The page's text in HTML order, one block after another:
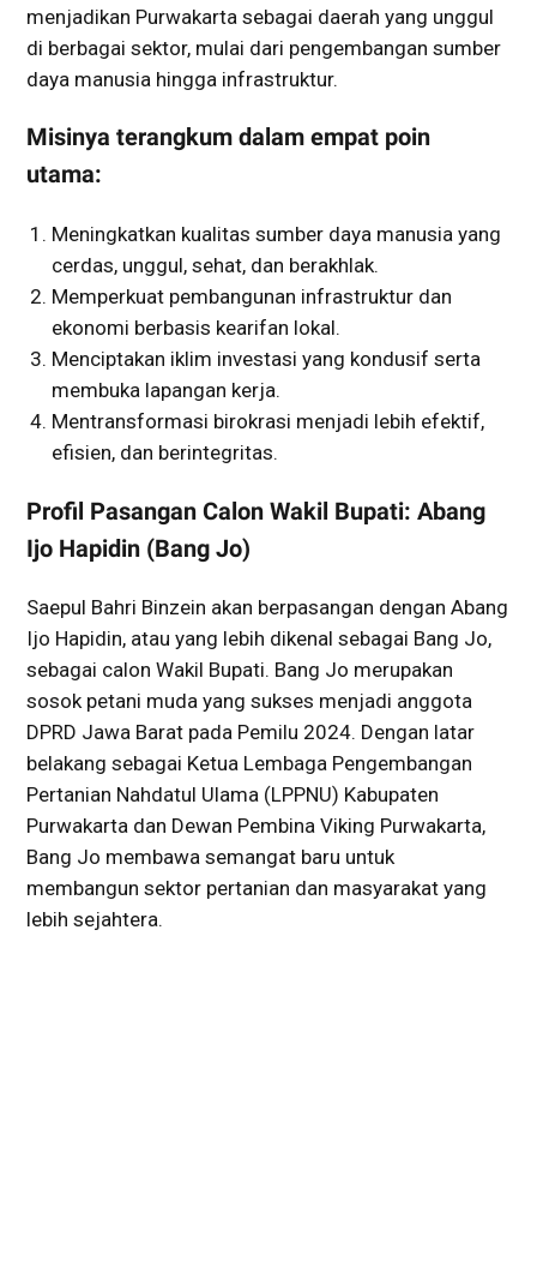
menjadikan Purwakarta sebagai daerah yang unggul
di berbagai sektor, mulai dari pengembangan sumber
daya manusia hingga infrastruktur.
Misinya terangkum dalam empat poin
utama:
Meningkatkan kualitas sumber daya manusia yang
cerdas, unggul, sehat, dan berakhlak.
Memperkuat pembangunan infrastruktur dan
ekonomi berbasis kearifan lokal.
Menciptakan iklim investasi yang kondusif serta
membuka lapangan kerja.
Mentransformasi birokrasi menjadi lebih efektif,
efisien, dan berintegritas.
Profil Pasangan Calon Wakil Bupati: Abang
Ijo Hapidin (Bang Jo)
Saepul Bahri Binzein akan berpasangan dengan Abang
Ijo Hapidin, atau yang lebih dikenal sebagai Bang Jo,
sebagai calon Wakil Bupati. Bang Jo merupakan
sosok petani muda yang sukses menjadi anggota
DPRD Jawa Barat pada Pemilu 2024. Dengan latar
belakang sebagai Ketua Lembaga Pengembangan
Pertanian Nahdatul Ulama (LPPNU) Kabupaten
Purwakarta dan Dewan Pembina Viking Purwakarta,
Bang Jo membawa semangat baru untuk
membangun sektor pertanian dan masyarakat yang
lebih sejahtera.